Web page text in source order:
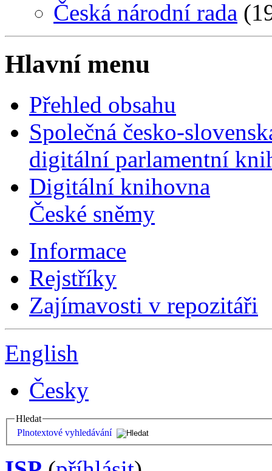
Česká národní rada
Hlavní menu
Přehled obsahu
Společná česko-
digitální parlamentní
Digitální knihovna
České sněmy
Informace
Rejstříky
Zajímavosti v repozitáři
English
Česky
Hledat
Plnotextové vyhledávání